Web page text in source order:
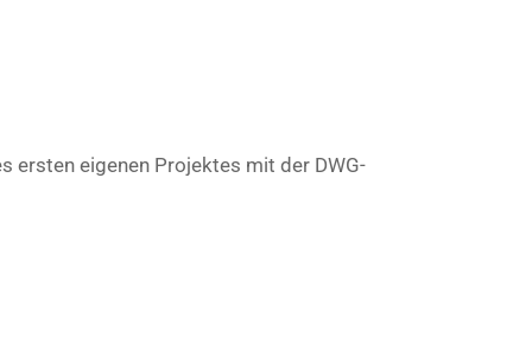
ersten eigenen Projektes mit der DWG-